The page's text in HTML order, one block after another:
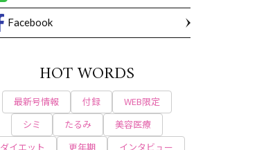
Facebook
HOT WORDS
最新号情報 付録
WEB限定
シミ
たるみ
美容医療
ダイエット
更年期
インタビュー